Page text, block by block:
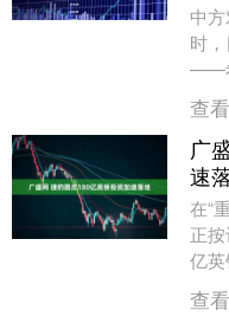
中
时
——
余
期
查
广
速
在“
正
亿
其
查